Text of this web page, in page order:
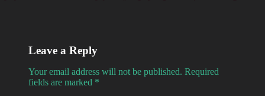
Leave a Reply
Your email address will not be published. Required
fields are marked *